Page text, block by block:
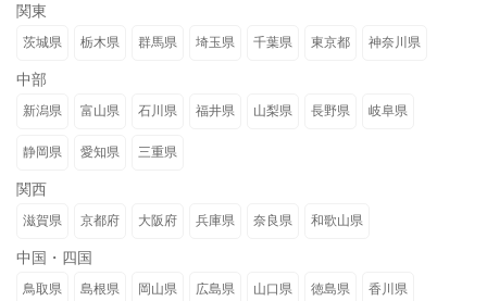
関東
茨城県 栃木県 群馬県 埼玉県 千葉県 東京都 神奈川県
中部
新潟県 富山県 石川県 福井県 山梨県 長野県 岐阜県
静岡県 愛知県 三重県
関西
滋賀県 京都府 大阪府 兵庫県 奈良県 和歌山県
中国・四国
鳥取県 島根県 岡山県 広島県 山口県 徳島県 香川県